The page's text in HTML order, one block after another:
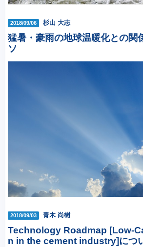
2018/09/06 杉山 大志
猛暑・豪雨の地球温暖化との関
ソ
2018/09/03 青木 尚樹
Technology Roadmap [Low-
n in the cement industry]につ